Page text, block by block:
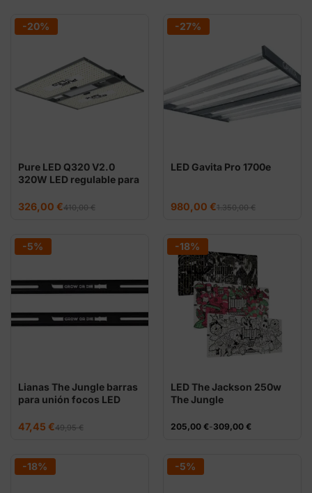
-20%
Pure LED Q320 V2.0
320W LED regulable para
410,00€
El
precio
410,00 €.
326,00 €
El
precio
326,00 €.
-27%
LED Gavita Pro 1700e
1.350,00€
El
precio
1.350,00 €.
980,00 €
El
precio
980,00 €.
-5%
Lianas The Jungle barras
para unión focos LED
49,95€
El
precio
49,95 €.
47,45 €
El
precio
47,45 €.
-18%
LED The Jackson 250w
The Jungle
205,00 €-309,00 €
Rango
205,00 €
hasta
309,00 €
-18% -5%